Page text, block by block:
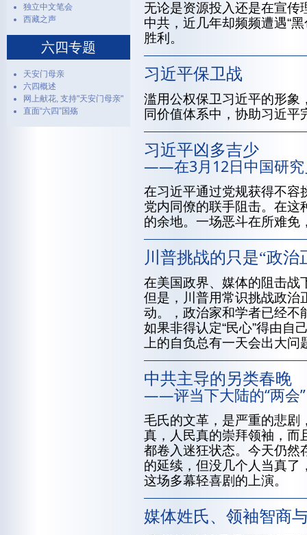
无论是资源投入还是在宣传
中共，近几年却频频遭遇“
胜利。
习近平保卫战
滥用公权保卫习近平的形象
同价值体系中，协助习近平
习近平凶多吉少
——在3月12日中国研究
在习近平通过党规获得不容
党内同僚的联手阻击。在这
的余地。一场恶斗在所难免
川普挑战的只是“政治
在美国政界、媒体的阻击战
但是，川普用常识挑战政治
动。，政治家和学者已经不
如果非得认定“民心”得由自
上的自负总有一天会出大问
中共主导的另类春晚
——评当下大陆的“两会”
毛氏的文革，是严重的悲剧
真，人民真的崇拜领袖，而
都卷入迷狂状态。今天仍然
的延续，但没几个人当真了
这场多幕轻喜剧的上演。
媒体姓氏、领袖智商
独立中文笔会
西藏之声
六四专题
天安门母亲
六四概述
网上献花, 支持"天安门母亲"
直面“六四”国殇